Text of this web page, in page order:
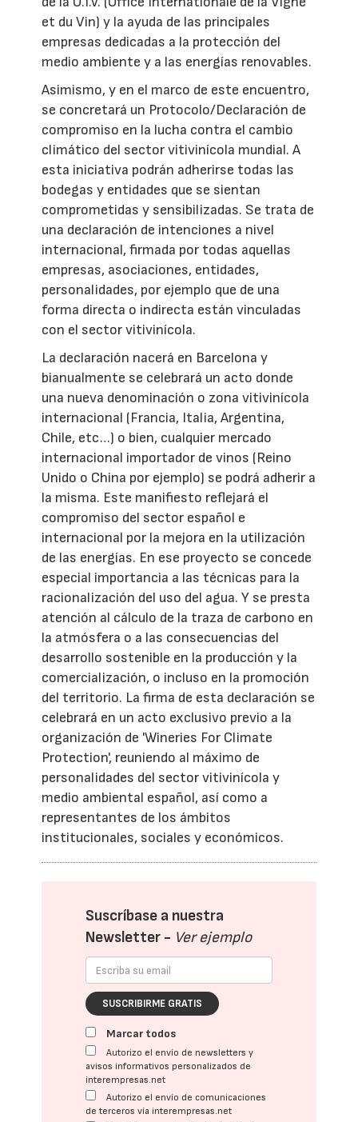
et du Vin) y la ayuda de las principales
empresas dedicadas a la protección del
medio ambiente y a las energías renovables.
Asimismo, y en el marco de este encuentro,
se concretará un Protocolo/Declaración de
compromiso en la lucha contra el cambio
climático del sector vitivinícola mundial. A
esta iniciativa podrán adherirse todas las
bodegas y entidades que se sientan
comprometidas y sensibilizadas. Se trata de
una declaración de intenciones a nivel
internacional, firmada por todas aquellas
empresas, asociaciones, entidades,
personalidades, por ejemplo que de una
forma directa o indirecta están vinculadas
con el sector vitivinícola.
La declaración nacerá en Barcelona y
bianualmente se celebrará un acto donde
una nueva denominación o zona vitivinícola
internacional (Francia, Italia, Argentina,
Chile, etc…) o bien, cualquier mercado
internacional importador de vinos (Reino
Unido o China por ejemplo) se podrá adherir a
la misma. Este manifiesto reflejará el
compromiso del sector español e
internacional por la mejora en la utilización
de las energías. En ese proyecto se concede
especial importancia a las técnicas para la
racionalización del uso del agua. Y se presta
atención al cálculo de la traza de carbono en
la atmósfera o a las consecuencias del
desarrollo sostenible en la producción y la
comercialización, o incluso en la promoción
del territorio. La firma de esta declaración se
celebrará en un acto exclusivo previo a la
organización de 'Wineries For Climate
Protection', reuniendo al máximo de
personalidades del sector vitivinícola y
medio ambiental español, así como a
representantes de los ámbitos
institucionales, sociales y económicos.
Suscríbase a nuestra
Newsletter - Ver ejemplo
SUSCRIBIRME GRATIS
Marcar todos
Autorizo el envío de newsletters y
avisos informativos personalizados de
interempresas.net
Autorizo el envío de comunicaciones
de terceros vía interempresas.net